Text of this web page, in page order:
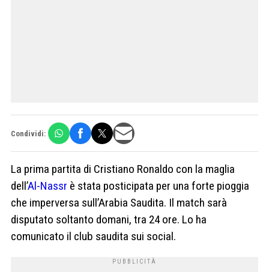
Condividi:
La prima partita di Cristiano Ronaldo con la maglia
dell’Al-Nassr è stata posticipata per una forte pioggia
che imperversa sull’Arabia Saudita. Il match sarà
disputato soltanto domani, tra 24 ore. Lo ha
comunicato il club saudita sui social.